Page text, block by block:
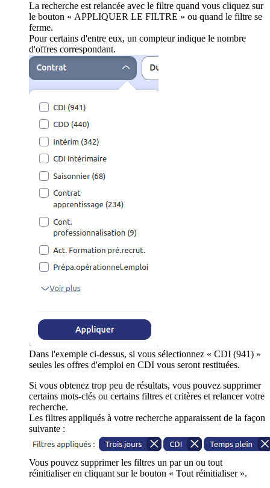
La recherche est relancée avec le filtre quand vous cliquez sur
le bouton « APPLIQUER LE FILTRE » ou quand le filtre se
ferme.
Pour certains d'entre eux, un compteur indique le nombre
d'offres correspondant.
Dans l'exemple ci-dessus, si vous sélectionnez « CDI (941) »
seules les offres d'emploi en CDI vous seront restituées.
Si vous obtenez trop peu de résultats, vous pouvez supprimer
certains mots-clés ou certains filtres et critères et relancer votre
recherche.
Les filtres appliqués à votre recherche apparaissent de la façon
suivante :
Vous pouvez supprimer les filtres un par un ou tout
réinitialiser en cliquant sur le bouton « Tout réinitialiser ».